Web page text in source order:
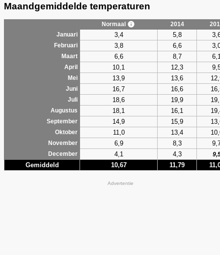
Maandgemiddelde temperaturen
Normaal 2014
Januari
3,4 5,8
Februari 3,8 6,6
Maart 6,6 8,7
April 10,1 12,3
Mei 13,9 13,6
Juni 16,7 16,6
Juli 18,6 19,9
Augustus 18,1 16,1
September 14,9 15,9
Oktober 11,0 13,4
November 6,9 8,3
December 4,1 4,3
Gemiddeld 10,67 11,79
Advertentie